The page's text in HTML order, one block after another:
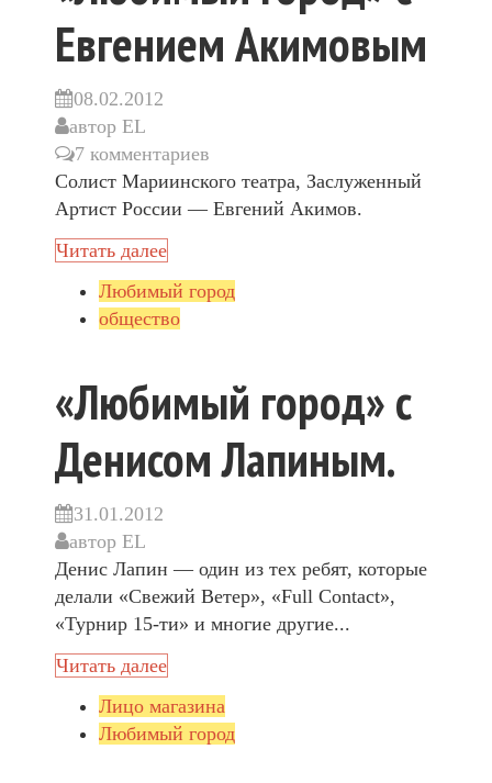
Евгением Акимовым
08.02.2012
автор EL
7 комментариев
Солист Мариинского театра, Заслуженный
Артист России — Евгений Акимов.
Читать далее
Любимый город
общество
«Любимый город» с
Денисом Лапиным.
31.01.2012
автор EL
Денис Лапин — один из тех ребят, которые
делали «Свежий Ветер», «Full Contact»,
«Турнир 15-ти» и многие другие...
Читать далее
Лицо магазина
Любимый город